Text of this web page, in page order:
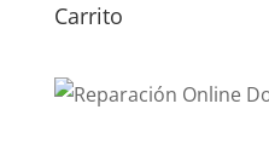
Carrito